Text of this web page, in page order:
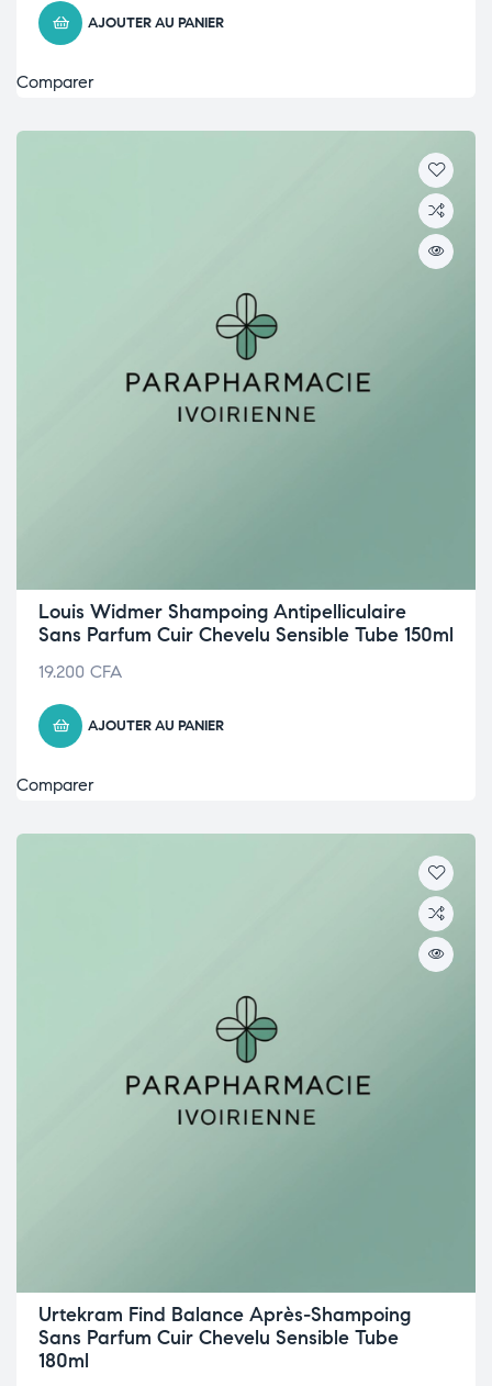
AJOUTER AU PANIER
Comparer
Louis Widmer Shampoing Antipelliculaire
Sans Parfum Cuir Chevelu Sensible Tube 150ml
19.200 CFA
AJOUTER AU PANIER
Comparer
Urtekram Find Balance Après-Shampoing
Sans Parfum Cuir Chevelu Sensible Tube
180ml